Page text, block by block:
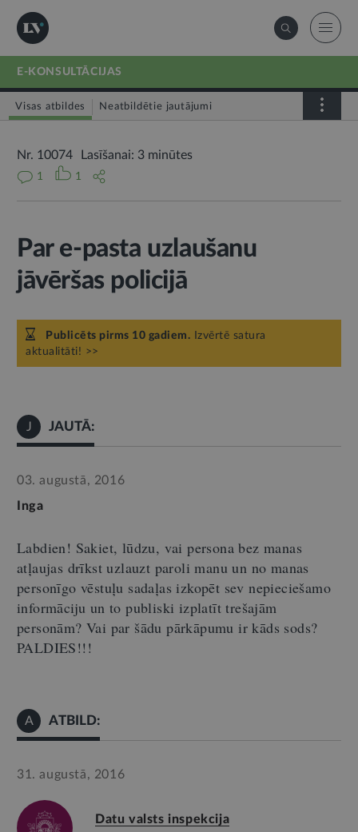
E-KONSULTĀCIJAS
Visas atbildes Neatbildētie jautājumi
Nr. 10074 Lasīšanai: 3 minūtes
1 1
Par e-pasta uzlaušanu
jāvēršas policijā
Publicēts pirms 10 gadiem. Izvērtē satura
aktualitāti! >>
J JAUTĀ:
03. augustā, 2016
Inga
Labdien! Sakiet, lūdzu, vai persona bez manas
atļaujas drīkst uzlauzt paroli manu un no manas
personīgo vēstuļu sadaļas izkopēt sev nepieciešamo
informāciju un to publiski izplatīt trešajām
personām? Vai par šādu pārkāpumu ir kāds sods?
PALDIES!!!
A ATBILD:
31. augustā, 2016
Datu valsts inspekcija